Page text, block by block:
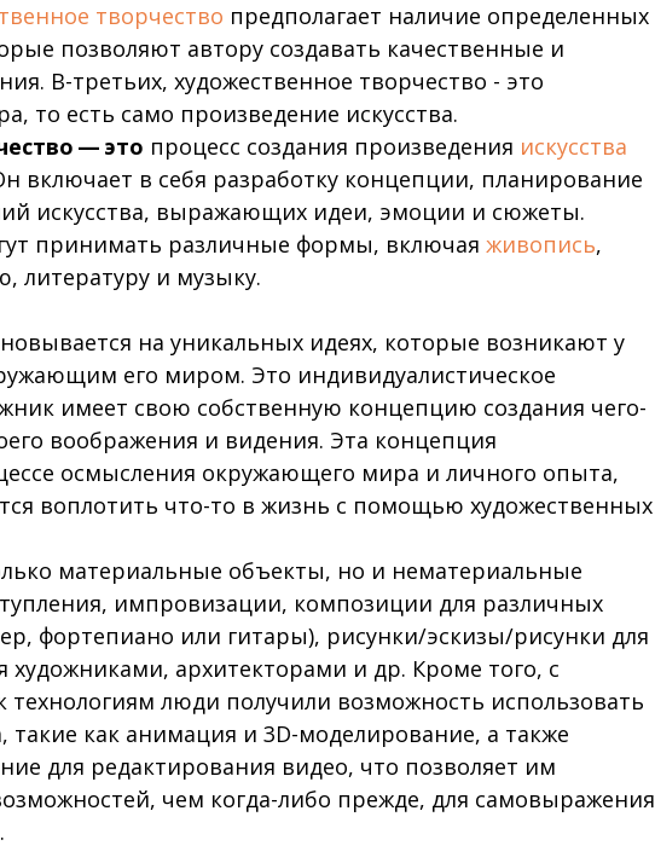
творчество предполагает наличие определенных
позволяют автору создавать качественные и
В-третьих, художественное творчество - это
то есть само произведение искусства.
— это процесс создания произведения искусства
включает в себя разработку концепции, планирование
искусства, выражающих идеи, эмоции и сюжеты.
принимать различные формы, включая живопись,
литературу и музыку.
на уникальных идеях, которые возникают у
его миром. Это индивидуалистическое
имеет свою собственную концепцию создания чего-
воображения и видения. Эта концепция
осмысления окружающего мира и личного опыта,
воплотить что-то в жизнь с помощью художественных
материальные объекты, но и нематериальные
импровизации, композиции для различных
фортепиано или гитары), рисунки/эскизы/рисунки для
художниками, архитекторами и др. Кроме того, с
технологиям люди получили возможность использовать
как анимация и 3D-моделирование, а также
для редактирования видео, что позволяет им
чем когда-либо прежде, для самовыражения